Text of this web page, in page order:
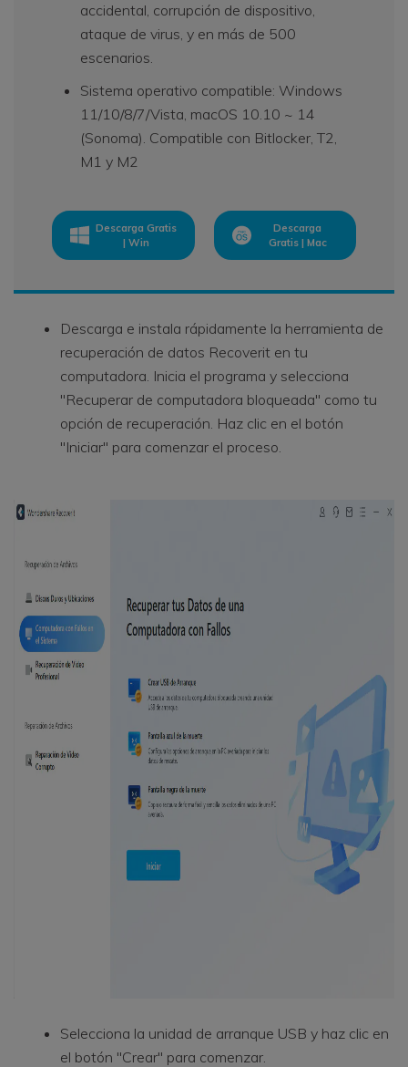
accidental, corrupción de dispositivo,
ataque de virus, y en más de 500
escenarios.
Sistema operativo compatible: Windows
11/10/8/7/Vista, macOS 10.10 ~ 14
(Sonoma). Compatible con Bitlocker, T2,
M1 y M2
Descarga Gratis
| Win
Descarga
Gratis | Mac
Descarga e instala rápidamente la herramienta de
recuperación de datos Recoverit en tu
computadora. Inicia el programa y selecciona
"Recuperar de computadora bloqueada" como tu
opción de recuperación. Haz clic en el botón
"Iniciar" para comenzar el proceso.
Selecciona la unidad de arranque USB y haz clic en
el botón "Crear" para comenzar.